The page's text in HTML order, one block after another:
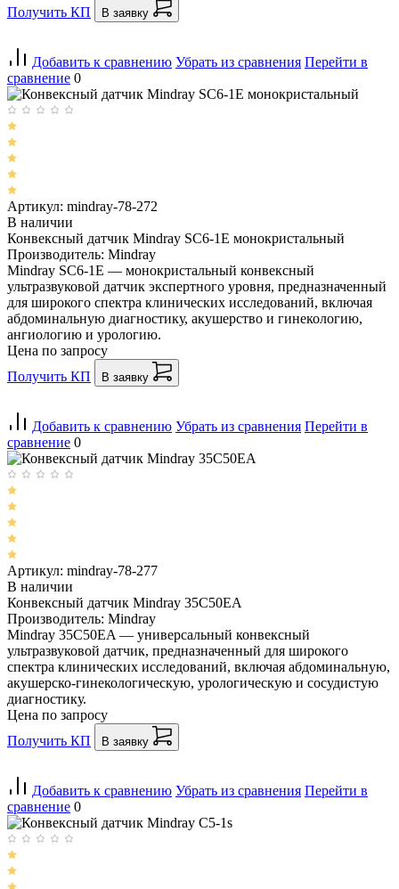
Получить КП
В заявку
Добавить к сравнению Убрать из сравнения Перейти в
сравнение 0
Артикул: mindray-78-272
В наличии
Конвексный датчик Mindray SC6-1E монокристальный
Производитель: Mindray
Mindray SC6-1E — монокристальный конвексный
ультразвуковой датчик экспертного уровня, предназначенный
для широкого спектра клинических исследований, включая
абдоминальную диагностику, акушерство и гинекологию,
ангиологию и урологию.
Цена по запросу
Получить КП
В заявку
Добавить к сравнению Убрать из сравнения Перейти в
сравнение 0
Артикул: mindray-78-277
В наличии
Конвексный датчик Mindray 35C50EA
Производитель: Mindray
Mindray 35C50EA — универсальный конвексный
ультразвуковой датчик, предназначенный для широкого
спектра клинических исследований, включая абдоминальную,
акушерско-гинекологическую, урологическую и сосудистую
диагностику.
Цена по запросу
Получить КП
В заявку
Добавить к сравнению Убрать из сравнения Перейти в
сравнение 0